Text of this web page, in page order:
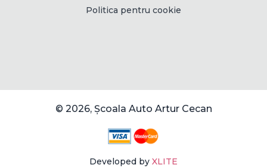
Politica pentru cookie
© 2026, Școala Auto Artur Cecan
Developed by XLITE